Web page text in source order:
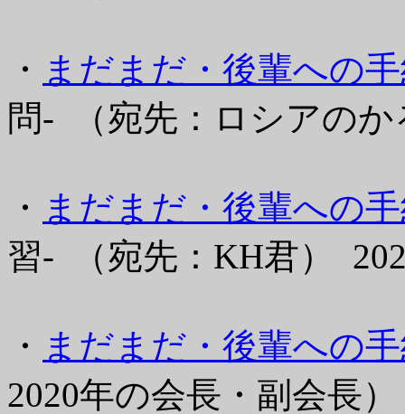
・ まだまだ・後輩への
問- （宛先：ロシアの
・ まだまだ・後輩への
習- （宛先：KH君）
・ まだまだ・後輩への
2020年の会長・副会長